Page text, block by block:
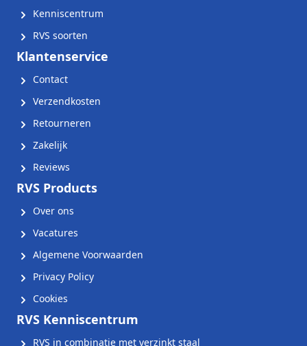
Kenniscentrum
RVS soorten
Klantenservice
Contact
Verzendkosten
Retourneren
Zakelijk
Reviews
RVS Products
Over ons
Vacatures
Algemene Voorwaarden
Privacy Policy
Cookies
RVS Kenniscentrum
RVS in combinatie met verzinkt staal